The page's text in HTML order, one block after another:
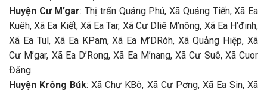
Huyện Cư M’gar: Thị trấn Quảng Phú, Xã Quảng Tiến, Xã Ea
Kuêh, Xã Ea Kiết, Xã Ea Tar, Xã Cư Dliê M’nông, Xã Ea H’đinh,
Xã Ea Tul, Xã Ea KPam, Xã Ea M’DRóh, Xã Quảng Hiệp, Xã
Cư M’gar, Xã Ea D’Rơng, Xã Ea M’nang, Xã Cư Suê, Xã Cuor
Đăng.
Huyện Krông Búk: Xã Chư KBô, Xã Cư Pơng, Xã Ea Sin, Xã